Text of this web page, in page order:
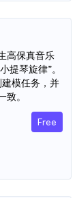
高保真音乐
提琴旋律”。
模任务，并
。
Free